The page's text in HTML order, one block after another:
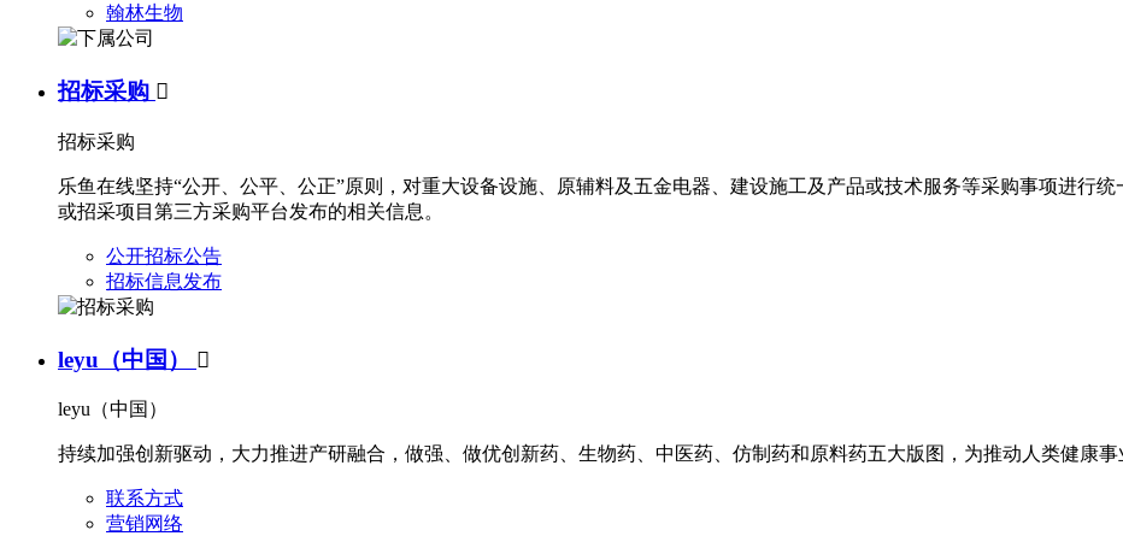
翰林生物
招标采购 
招标采购
乐鱼在线坚持“公开、公平、公正”原则，对重大设备设施、原辅料及五金电器、建设施工及产品或技术服务等采购事项进行
或招采项目第三方采购平台发布的相关信息。
公开招标公告
招标信息发布
leyu（中国） 
leyu（中国）
持续加强创新驱动，大力推进产研融合，做强、做优创新药、生物药、中医药、仿制药和原料药五大版图，为推动人类健康事
联系方式
营销网络